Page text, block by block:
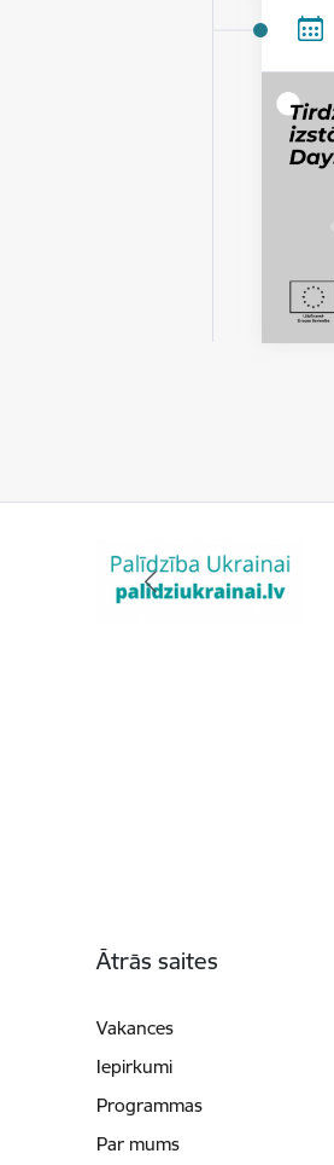
Ātrās saites
Vakances
Iepirkumi
Programmas
Par mums